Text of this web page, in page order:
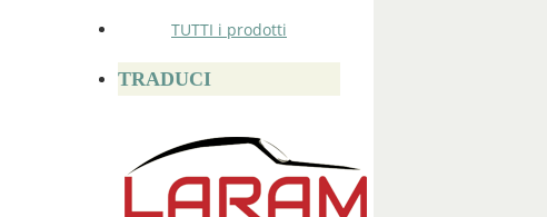
TUTTI i prodotti
TRADUCI